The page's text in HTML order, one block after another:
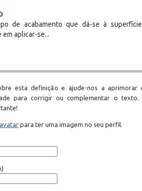
de acabamento que dá-se à
aplicar-se...
esta definição e ajude-nos a aprimorar
para corrigir ou complementar o texto.
para ter uma imagem no seu perfil.